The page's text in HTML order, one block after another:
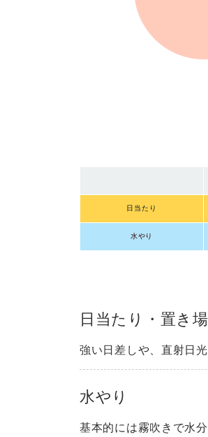
日当たり
水やり
日当たり・置き
強い日差しや、直射日
水やり
基本的には霧吹きで水分